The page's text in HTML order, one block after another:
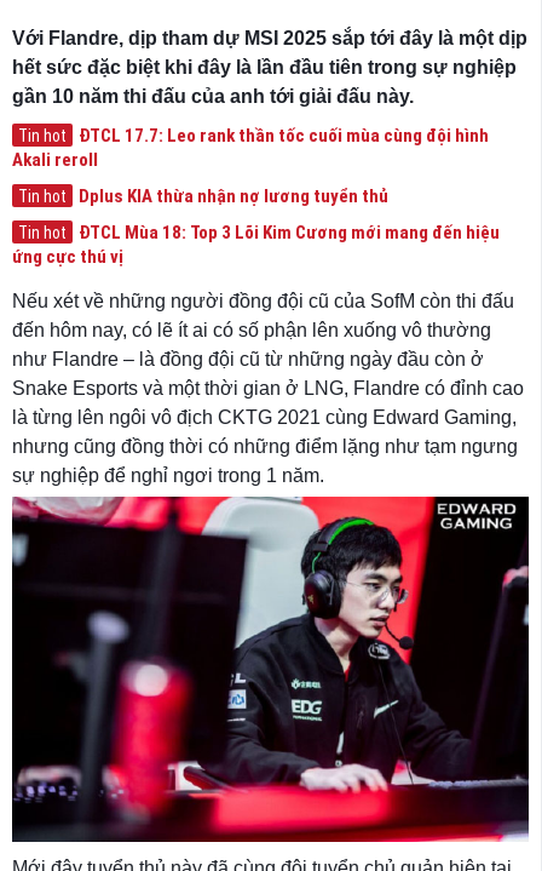
Với Flandre, dịp tham dự MSI 2025 sắp tới đây là một dịp
hết sức đặc biệt khi đây là lần đầu tiên trong sự nghiệp
gần 10 năm thi đấu của anh tới giải đấu này.
Tin hot
ĐTCL 17.7: Leo rank thần tốc cuối mùa cùng đội hình
Akali reroll
Tin hot Dplus KIA thừa nhận nợ lương tuyển thủ
Tin hot
ĐTCL Mùa 18: Top 3 Lõi Kim Cương mới mang đến hiệu
ứng cực thú vị
Nếu xét về những người đồng đội cũ của SofM còn thi đấu
đến hôm nay, có lẽ ít ai có số phận lên xuống vô thường
như Flandre – là đồng đội cũ từ những ngày đầu còn ở
Snake Esports và một thời gian ở LNG, Flandre có đỉnh cao
là từng lên ngôi vô địch CKTG 2021 cùng Edward Gaming,
nhưng cũng đồng thời có những điểm lặng như tạm ngưng
sự nghiệp để nghỉ ngơi trong 1 năm.